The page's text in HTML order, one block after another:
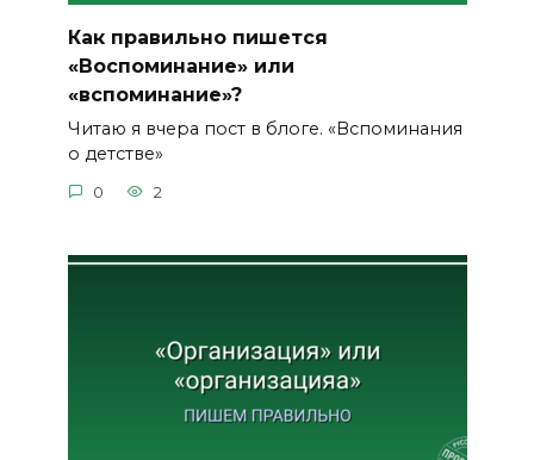
Как правильно пишется
«Воспоминание» или
«вспоминание»?
Читаю я вчера пост в блоге. «Вспоминания
о детстве»
0 2